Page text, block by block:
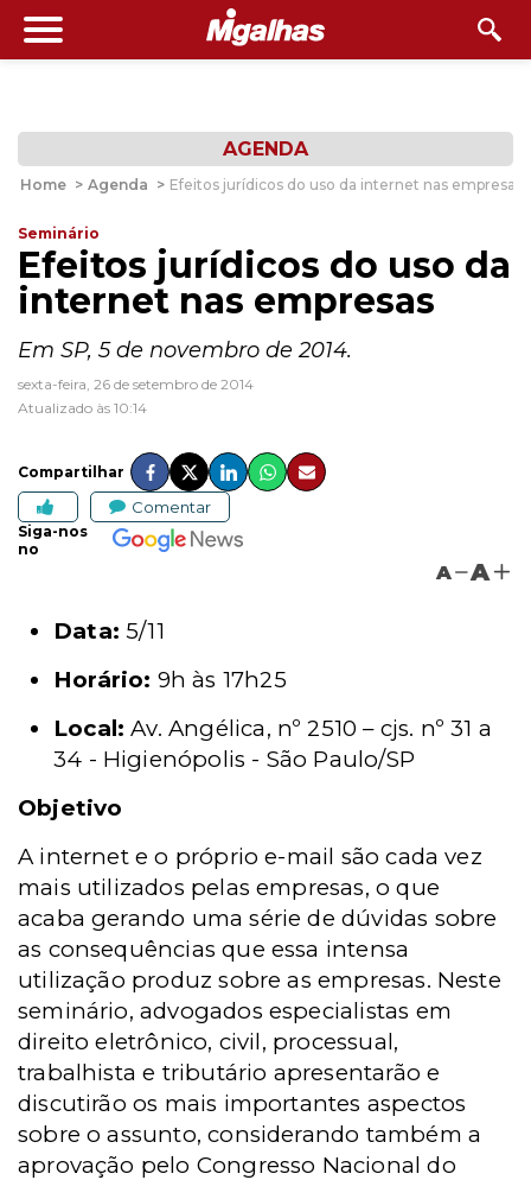
AGENDA
Home > Agenda > Efeitos jurídicos do uso da internet nas empresas
Seminário
Efeitos jurídicos do uso da
internet nas empresas
Em SP, 5 de novembro de 2014.
sexta-feira, 26 de setembro de 2014
Atualizado às 10:14
Compartilhar
Comentar
Siga-nos
no
A A
Data: 5/11
Horário: 9h às 17h25
Local: Av. Angélica, nº 2510 – cjs. nº 31 a
34 - Higienópolis - São Paulo/SP
Objetivo
A internet e o próprio e-mail são cada vez
mais utilizados pelas empresas, o que
acaba gerando uma série de dúvidas sobre
as consequências que essa intensa
utilização produz sobre as empresas. Neste
seminário, advogados especialistas em
direito eletrônico, civil, processual,
trabalhista e tributário apresentarão e
discutirão os mais importantes aspectos
sobre o assunto, considerando também a
aprovação pelo Congresso Nacional do